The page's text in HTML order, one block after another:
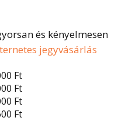
és kényelmesen
jegyvásárlás
Ft
Ft
Ft
Ft